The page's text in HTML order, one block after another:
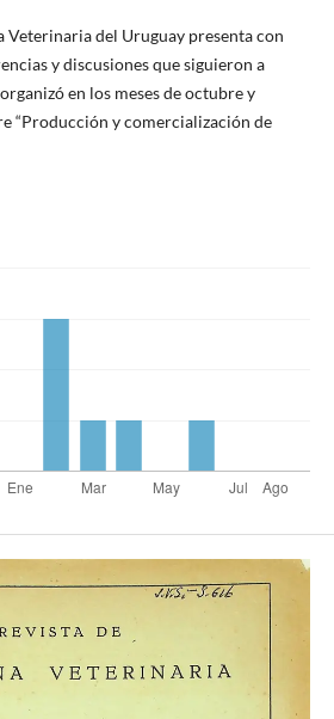
Veterinaria del Uruguay presenta con
y discusiones que siguieron a
en los meses de octubre y
“Producción y comercialización de